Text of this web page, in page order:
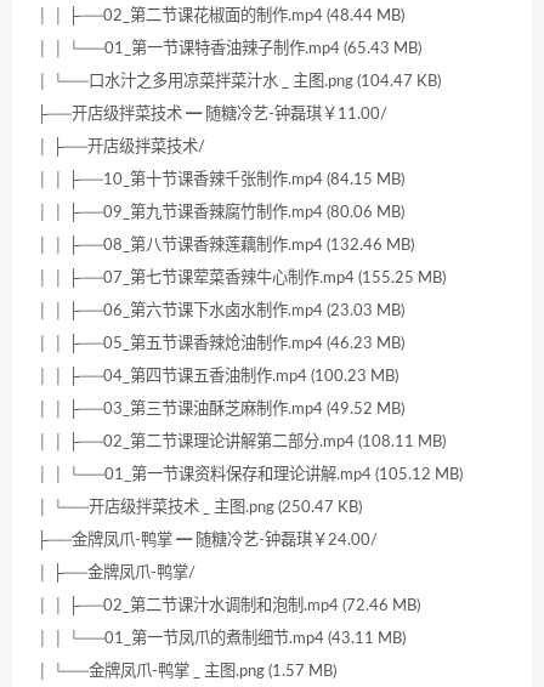
│ │ ├──02_第二节课花椒面的制作.mp4 (48.44 MB)
│ │ └──01_第一节课特香油辣子制作.mp4 (65.43 MB)
│ └──口水汁之多用凉菜拌菜汁水 _ 主图.png (104.47 KB)
├──开店级拌菜技术 ━ 随糖冷艺-钟磊琪￥11.00/
│ ├──开店级拌菜技术/
│ │ ├──10_第十节课香辣千张制作.mp4 (84.15 MB)
│ │ ├──09_第九节课香辣腐竹制作.mp4 (80.06 MB)
│ │ ├──08_第八节课香辣莲藕制作.mp4 (132.46 MB)
│ │ ├──07_第七节课荤菜香辣牛心制作.mp4 (155.25 MB)
│ │ ├──06_第六节课下水卤水制作.mp4 (23.03 MB)
│ │ ├──05_第五节课香辣炝油制作.mp4 (46.23 MB)
│ │ ├──04_第四节课五香油制作.mp4 (100.23 MB)
│ │ ├──03_第三节课油酥芝麻制作.mp4 (49.52 MB)
│ │ ├──02_第二节课理论讲解第二部分.mp4 (108.11 MB)
│ │ └──01_第一节课资料保存和理论讲解.mp4 (105.12 MB)
│ └──开店级拌菜技术 _ 主图.png (250.47 KB)
├──金牌凤爪-鸭掌 ━ 随糖冷艺-钟磊琪￥24.00/
│ ├──金牌凤爪-鸭掌/
│ │ ├──02_第二节课汁水调制和泡制.mp4 (72.46 MB)
│ │ └──01_第一节凤爪的煮制细节.mp4 (43.11 MB)
│ └──金牌凤爪-鸭掌 _ 主图.png (1.57 MB)